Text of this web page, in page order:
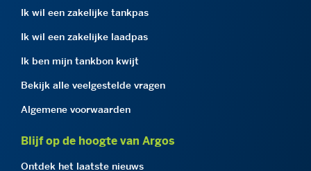
Ik wil een zakelijke tankpas
Ik wil een zakelijke laadpas
Ik ben mijn tankbon kwijt
Bekijk alle veelgestelde vragen
Algemene voorwaarden
Blijf op de hoogte van Argos
Ontdek het laatste nieuws